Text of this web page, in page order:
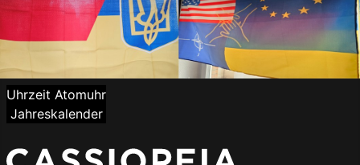
Uhrzeit Atomuhr
Jahreskalender